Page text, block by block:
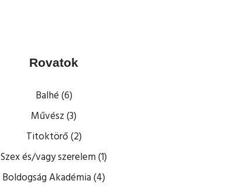
Rovatok
Balhé (6)
Művész (3)
Titoktörő (2)
Szex és/vagy szerelem (1)
Boldogság Akadémia (4)